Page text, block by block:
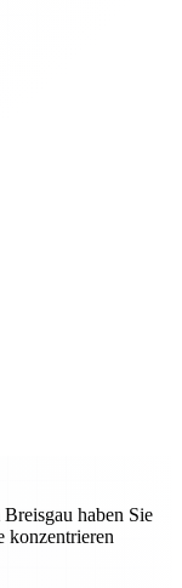
haben Sie
konzentrieren